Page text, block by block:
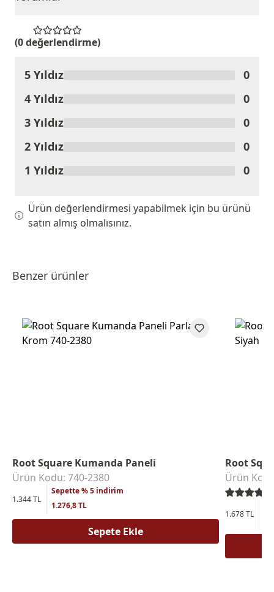
(0 değerlendirme)
Ürünü Değerlendir
5 Yıldız
0
4 Yıldız
0
3 Yıldız
0
2 Yıldız
0
1 Yıldız
0
Ürün değerlendirmesi yapabilmek için bu ürünü
satın almış olmalısınız.
Benzer ürünler
Root Square Kumanda Paneli
Ürün Kodu: 740-2380
1.344 TL
Sepette % 5 indirim
1.276,8 TL
Sepete Ekle
Root
Ürün
1.678 TL